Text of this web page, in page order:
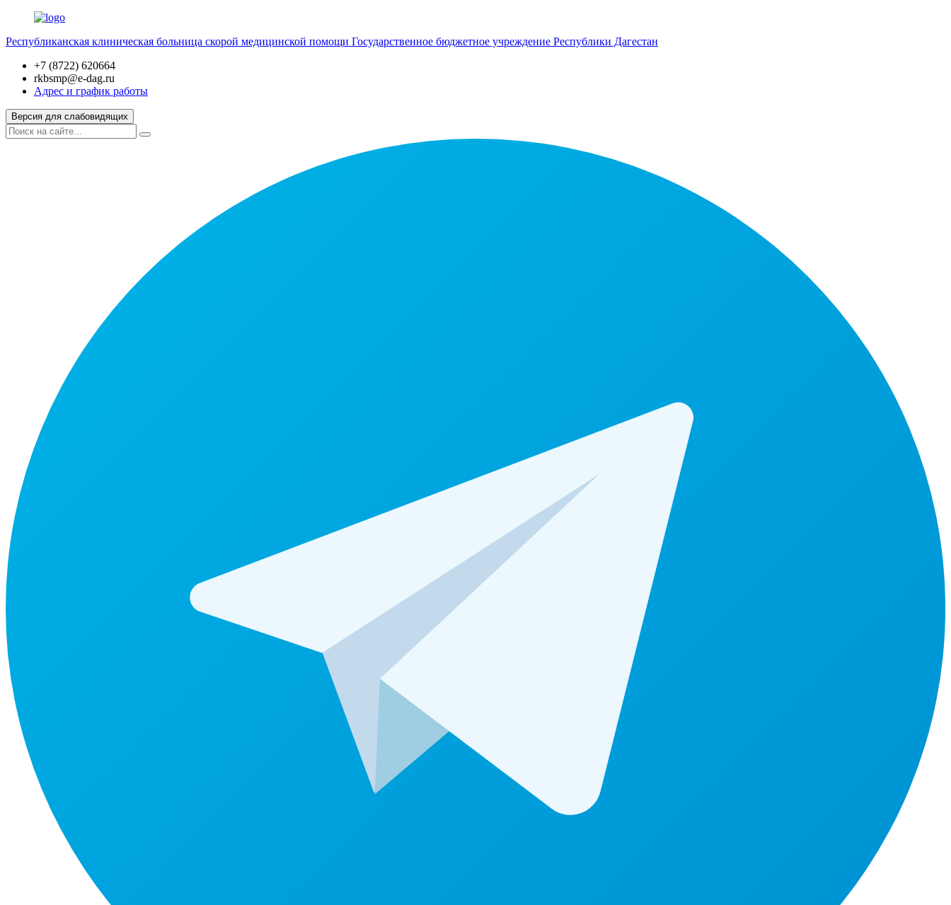
Республиканская клиническая больница скорой медицинской помощи Государственное бюджетное учреждение Республики Дагестан
+7 (8722) 620664
rkbsmp@e-dag.ru
Адрес и график работы
Версия для слабовидящих